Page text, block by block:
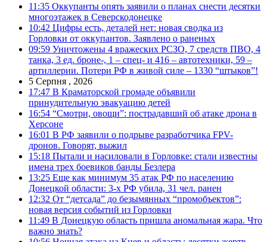
11:35 Оккупанты опять заявили о планах снести десятки
многоэтажек в Северскодонецке
10:42 Цифры есть, деталей нет: новая сводка из
Горловки от оккупантов. Заявлено о раненых
09:59 Уничтожены 4 вражеских РСЗО, 7 средств ПВО, 4
танка, 3 ед. броне-, 1 – спец- и 416 – автотехники, 59 –
артиллерии. Потери РФ в живой силе – 1330 “штыков”!
5 Серпня , 2026
17:47 В Краматорской громаде объявили
принудительную эвакуацию детей
16:54 “Смотри, овощи”: пострадавший об атаке дрона в
Херсоне
16:01 В РФ заявили о подрыве разработчика FPV-
дронов. Говорят, выжил
15:18 Пытали и насиловали в Горловке: стали известны
имена трех боевиков банды Безлера
13:25 Еще как минимум 35 атак РФ по населению
Донецкой области: 3-х РФ убила, 31 чел. ранен
12:32 От “детсада” до безымянных “промобъектов”:
новая версия событий из Горловки
11:49 В Донецкую область пришла аномальная жара. Что
важно знать?